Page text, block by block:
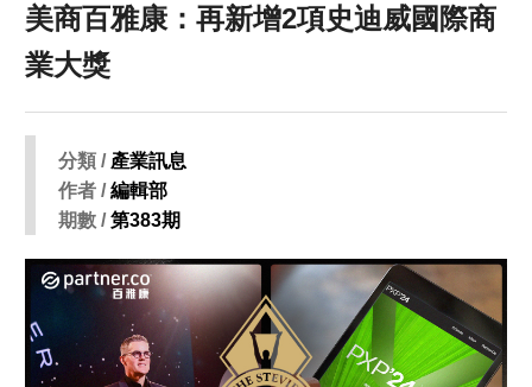
美商百雅康：再新增2項史迪威國際商
業大獎
分類 / 產業訊息
作者 /編輯部
期數 /第383期